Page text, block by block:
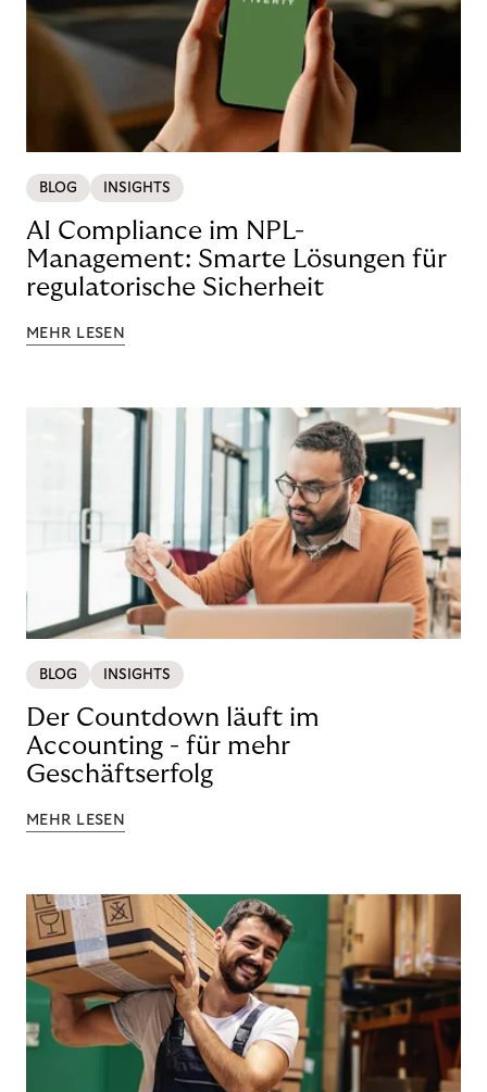
BLOG INSIGHTS
AI Compliance im NPL-
Management: Smarte Lösungen für
regulatorische Sicherheit
MEHR LESEN
BLOG INSIGHTS
Der Countdown läuft im
Accounting - für mehr
Geschäftserfolg
MEHR LESEN